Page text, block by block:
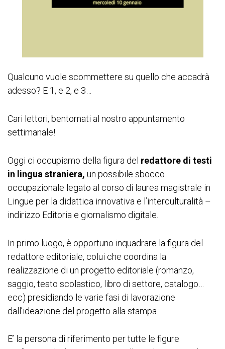
Qualcuno vuole scommettere su quello che accadrà
adesso? E 1, e 2, e 3…
Cari lettori, bentornati al nostro appuntamento
settimanale!
Oggi ci occupiamo della figura del redattore di testi
in lingua straniera, un possibile sbocco
occupazionale legato al corso di laurea magistrale in
Lingue per la didattica innovativa e l’interculturalità –
indirizzo Editoria e giornalismo digitale.
In primo luogo, è opportuno inquadrare la figura del
redattore editoriale, colui che coordina la
realizzazione di un progetto editoriale (romanzo,
saggio, testo scolastico, libro di settore, catalogo…
ecc) presidiando le varie fasi di lavorazione
dall’ideazione del progetto alla stampa.
E’ la persona di riferimento per tutte le figure